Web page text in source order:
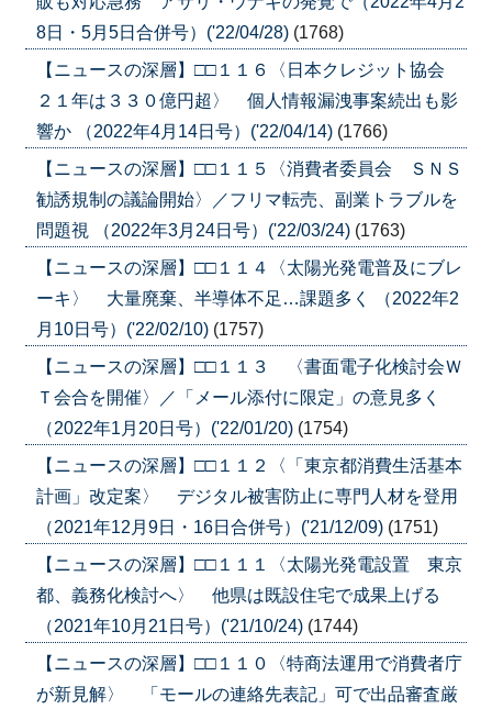
8日・5月5日合併号）('22/04/28) (1768)
【ニュースの深層】□□１１６〈日本クレジット協会
２１年は３３０億円超〉 個人情報漏洩事案続出も影
響か （2022年4月14日号）('22/04/14) (1766)
【ニュースの深層】□□１１５〈消費者委員会 ＳＮＳ
勧誘規制の議論開始〉／フリマ転売、副業トラブルを
問題視 （2022年3月24日号）('22/03/24) (1763)
【ニュースの深層】□□１１４〈太陽光発電普及にブレ
ーキ〉 大量廃棄、半導体不足…課題多く （2022年2
月10日号）('22/02/10) (1757)
【ニュースの深層】□□１１３ 〈書面電子化検討会Ｗ
Ｔ会合を開催〉／「メール添付に限定」の意見多く
（2022年1月20日号）('22/01/20) (1754)
【ニュースの深層】□□１１２〈「東京都消費生活基本
計画」改定案〉 デジタル被害防止に専門人材を登用
（2021年12月9日・16日合併号）('21/12/09) (1751)
【ニュースの深層】□□１１１〈太陽光発電設置 東京
都、義務化検討へ〉 他県は既設住宅で成果上げる
（2021年10月21日号）('21/10/24) (1744)
【ニュースの深層】□□１１０〈特商法運用で消費者庁
が新見解〉 「モールの連絡先表記」可で出品審査厳